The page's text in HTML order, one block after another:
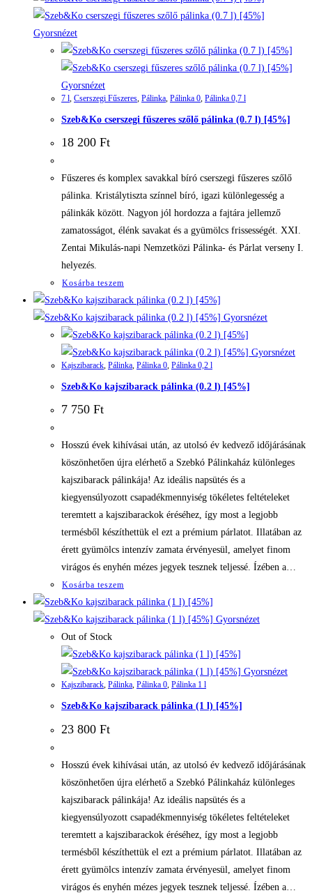
Gyorsnézet
Gyorsnézet
7 l, Cserszegi Fűszeres, Pálinka, Pálinka 0, Pálinka 0,7 l
Szeb&Ko cserszegi fűszeres szőlő pálinka (0.7 l) [45%]
18 200 Ft
Fűszeres és komplex savakkal bíró cserszegi fűszeres szőlő
pálinka. Kristálytiszta színnel bíró, igazi különlegesség a
pálinkák között. Nagyon jól hordozza a fajtára jellemző
zamatosságot, élénk savakat és a gyümölcs frissességét. XXI.
Zentai Mikulás-napi Nemzetközi Pálinka- és Párlat verseny I.
helyezés.
Kosárba teszem
Gyorsnézet
Gyorsnézet
Kajszibarack, Pálinka, Pálinka 0, Pálinka 0,2 l
Szeb&Ko kajszibarack pálinka (0.2 l) [45%]
7 750 Ft
Hosszú évek kihívásai után, az utolsó év kedvező időjárásának
köszönhetően újra elérhető a Szebkó Pálinkaház különleges
kajszibarack pálinkája! Az ideális napsütés és a
kiegyensúlyozott csapadékmennyiség tökéletes feltételeket
teremtett a kajszibarackok éréséhez, így most a legjobb
termésből készíthettük el ezt a prémium párlatot. Illatában az
érett gyümölcs intenzív zamata érvényesül, amelyet finom
virágos és enyhén mézes jegyek tesznek teljessé. Ízében a…
Kosárba teszem
Gyorsnézet
Out of Stock
Gyorsnézet
Kajszibarack, Pálinka, Pálinka 0, Pálinka 1 l
Szeb&Ko kajszibarack pálinka (1 l) [45%]
23 800 Ft
Hosszú évek kihívásai után, az utolsó év kedvező időjárásának
köszönhetően újra elérhető a Szebkó Pálinkaház különleges
kajszibarack pálinkája! Az ideális napsütés és a
kiegyensúlyozott csapadékmennyiség tökéletes feltételeket
teremtett a kajszibarackok éréséhez, így most a legjobb
termésből készíthettük el ezt a prémium párlatot. Illatában az
érett gyümölcs intenzív zamata érvényesül, amelyet finom
virágos és enyhén mézes jegyek tesznek teljessé. Ízében a…